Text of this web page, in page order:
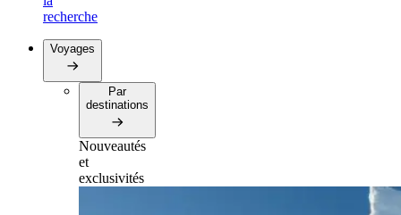
recherche
Voyages
Par
destinations
Nouveautés
et
exclusivités